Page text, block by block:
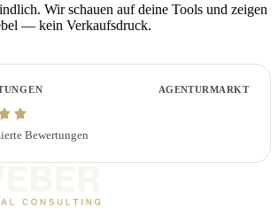
Wir schauen auf deine Tools und zeigen
— kein Verkaufsdruck.
AGENTURMARKT
Bewertungen